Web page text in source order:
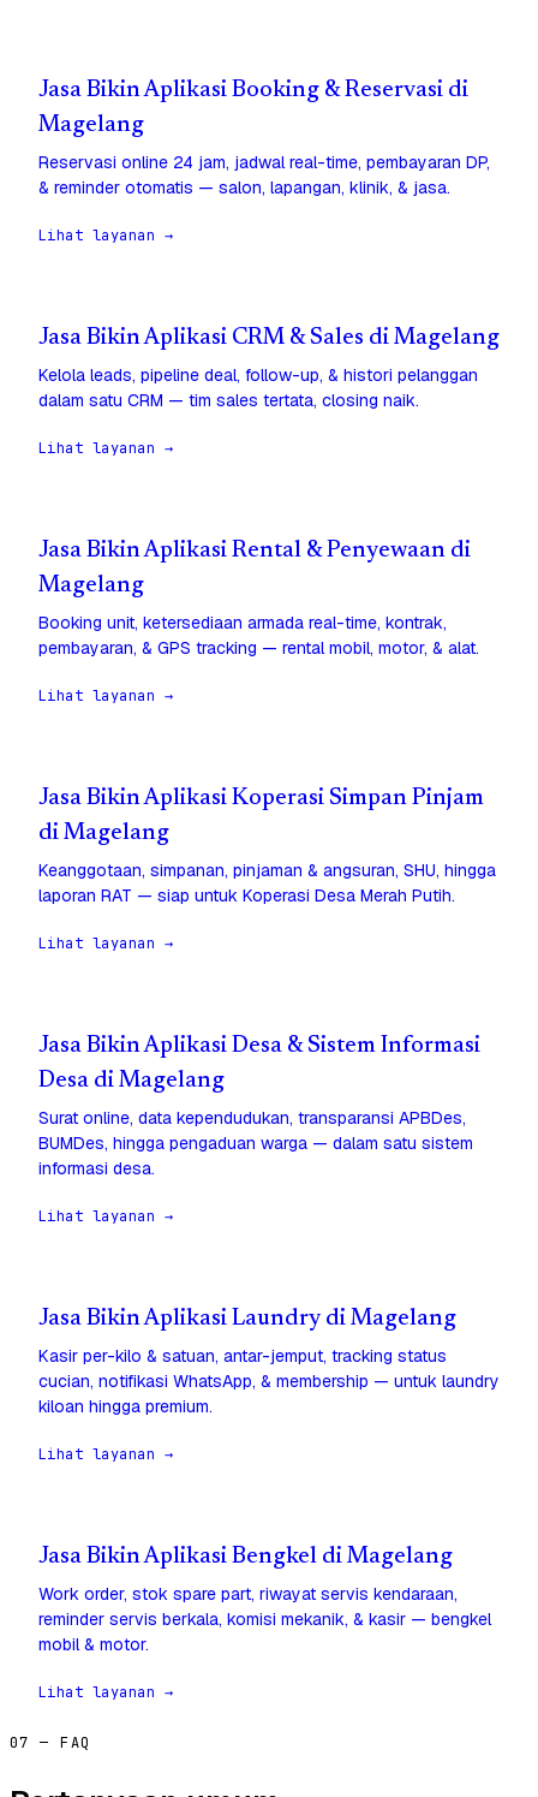
Jasa Bikin Aplikasi Booking & Reservasi di
Magelang
Reservasi online 24 jam, jadwal real-time, pembayaran DP,
& reminder otomatis — salon, lapangan, klinik, & jasa.
Lihat layanan →
Jasa Bikin Aplikasi CRM & Sales di Magelang
Kelola leads, pipeline deal, follow-up, & histori pelanggan
dalam satu CRM — tim sales tertata, closing naik.
Lihat layanan →
Jasa Bikin Aplikasi Rental & Penyewaan di
Magelang
Booking unit, ketersediaan armada real-time, kontrak,
pembayaran, & GPS tracking — rental mobil, motor, & alat.
Lihat layanan →
Jasa Bikin Aplikasi Koperasi Simpan Pinjam
di Magelang
Keanggotaan, simpanan, pinjaman & angsuran, SHU, hingga
laporan RAT — siap untuk Koperasi Desa Merah Putih.
Lihat layanan →
Jasa Bikin Aplikasi Desa & Sistem Informasi
Desa di Magelang
Surat online, data kependudukan, transparansi APBDes,
BUMDes, hingga pengaduan warga — dalam satu sistem
informasi desa.
Lihat layanan →
Jasa Bikin Aplikasi Laundry di Magelang
Kasir per-kilo & satuan, antar-jemput, tracking status
cucian, notifikasi WhatsApp, & membership — untuk laundry
kiloan hingga premium.
Lihat layanan →
Jasa Bikin Aplikasi Bengkel di Magelang
Work order, stok spare part, riwayat servis kendaraan,
reminder servis berkala, komisi mekanik, & kasir — bengkel
mobil & motor.
Lihat layanan →
07 — FAQ